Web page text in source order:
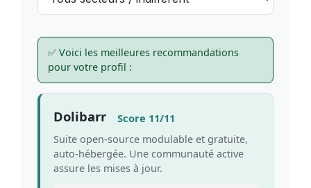
✅ Voici les meilleures recommandations
pour votre profil :
Dolibarr Score 11/11
Suite open-source modulable et gratuite,
auto-hébergée. Une communauté active
assure les mises à jour.